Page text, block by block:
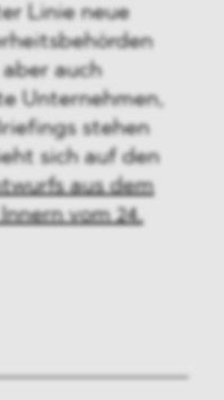
Linie neue
auch
Unternehmen,
stehen
sich auf den
aus dem
vom 24.